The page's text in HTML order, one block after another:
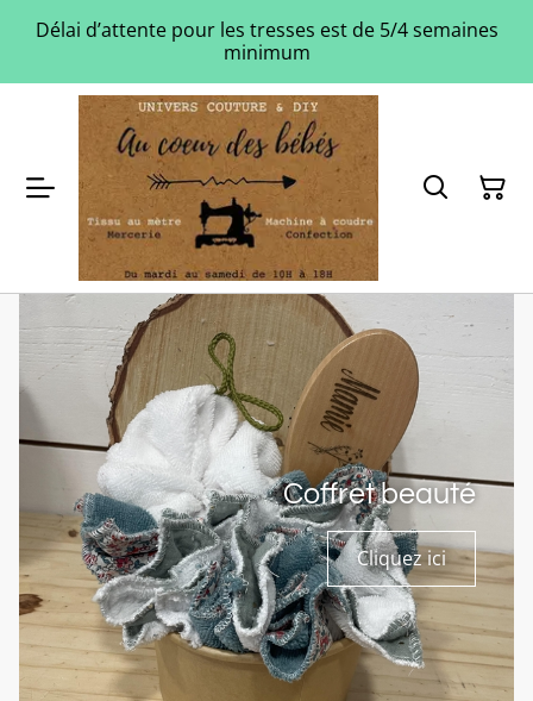
Délai d’attente pour les tresses est de 5/4 semaines
minimum
Coffret beauté
Cliquez ici